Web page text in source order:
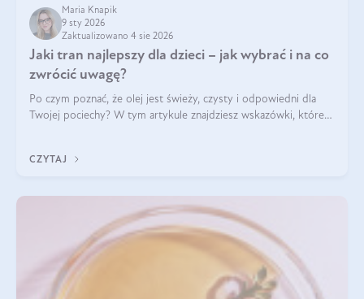
Maria Knapik
9 sty 2026
Zaktualizowano 4 sie 2026
Jaki tran najlepszy dla dzieci – jak wybrać i na co
zwrócić uwagę?
Po czym poznać, że olej jest świeży, czysty i odpowiedni dla
Twojej pociechy? W tym artykule znajdziesz wskazówki, które
CZYTAJ